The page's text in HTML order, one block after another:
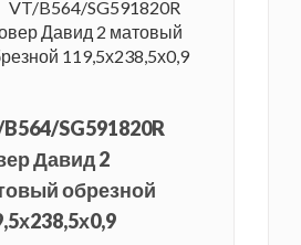
SG591820R
Давид 2
обрезной